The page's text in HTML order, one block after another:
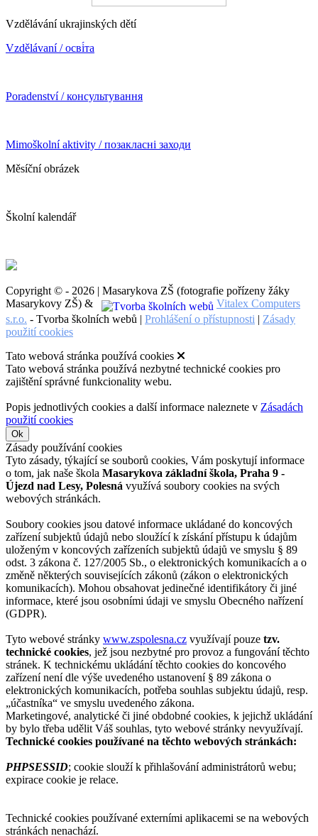
Vzdělávání ukrajinských dětí
Vzdělávaní / осві́та
Poradenství / консультування
Mimoškolní aktivity / позакласні заходи
Měsíční obrázek
Školní kalendář
Copyright © - 2026 | Masarykova ZŠ (fotografie pořízeny žáky
Masarykovy ZŠ) &
Vitalex Computers
s.r.o. - Tvorba školních webů | Prohlášení o přístupnosti | Zásady
použití cookies
Tato webová stránka používá cookies
Tato webová stránka používá nezbytné technické cookies pro
zajištění správné funkcionality webu.
Popis jednotlivých cookies a další informace naleznete v Zásadách
použití cookies
Ok
Zásady používání cookies
Tyto zásady, týkající se souborů cookies, Vám poskytují informace
o tom, jak naše škola Masarykova základní škola, Praha 9 -
Újezd nad Lesy, Polesná využívá soubory cookies na svých
webových stránkách.
Soubory cookies jsou datové informace ukládané do koncových
zařízení subjektů údajů nebo sloužící k získání přístupu k údajům
uloženým v koncových zařízeních subjektů údajů ve smyslu § 89
odst. 3 zákona č. 127/2005 Sb., o elektronických komunikacích a o
změně některých souvisejících zákonů (zákon o elektronických
komunikacích). Mohou obsahovat jedinečné identifikátory či jiné
informace, které jsou osobními údaji ve smyslu Obecného nařízení
(GDPR).
Tyto webové stránky www.zspolesna.cz využívají pouze tzv.
technické cookies, jež jsou nezbytné pro provoz a fungování těchto
stránek. K technickému ukládání těchto cookies do koncového
zařízení není dle výše uvedeného ustanovení § 89 zákona o
elektronických komunikacích, potřeba souhlas subjektu údajů, resp.
„účastníka“ ve smyslu uvedeného zákona.
Marketingové, analytické či jiné obdobné cookies, k jejichž ukládání
by bylo třeba udělit Váš souhlas, tyto webové stránky nevyužívají.
Technické cookies používané na těchto webových stránkách:
PHPSESSID; cookie slouží k přihlašování administrátorů webu;
expirace cookie je relace.
Technické cookies používané externími aplikacemi se na webových
stránkách nenachází.